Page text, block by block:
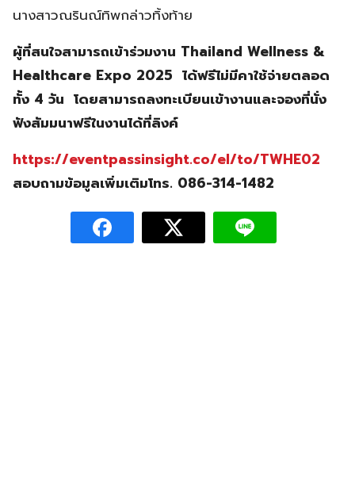
นางสาวณรินณ์ทิพกล่าวทิ้งท้าย
ผู้ที่สนใจสามารถเข้าร่วมงาน Thailand Wellness &
Healthcare Expo 2025 ได้ฟรีไม่มีคาใช้จ่ายตลอด
ทั้ง 4 วัน โดยสามารถลงทะเบียนเข้างานและจองที่นั่ง
ฟังสัมมนาฟรีในงานได้ที่ลิงค์
https://eventpassinsight.co/el/to/TWHE02
สอบถามข้อมูลเพิ่มเติมโทร. 086-314-1482